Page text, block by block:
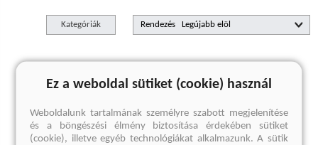
Kategóriák Rendezés
A keresett kifejezésre nincs találat
Ez a weboldal sütiket (cookie) használ
Weboldalunk tartalmának személyre szabott megjelenítése
és a böngészési élmény biztosítása érdekében sütiket
(cookie), illetve egyéb technológiákat alkalmazunk. A sütik